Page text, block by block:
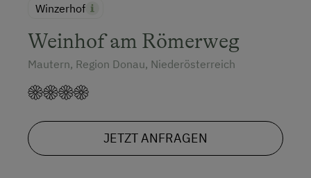
Winzerhof
Weinhof am Römerweg
Mautern, Region Donau, Niederösterreich
JETZT ANFRAGEN